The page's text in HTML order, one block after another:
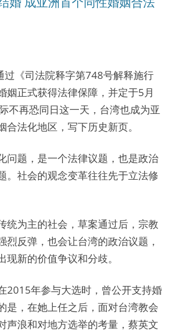
过《司法院释字第748号解释施行
姻正式获得法律保障，并定于5月
不再恐同日这一天，台湾也成为亚
合法化地区，写下历史新页。
问题，是一个法律议题，也是政治
。社会的观念变革往往先于立法修
统为主的社会，草案通过后，宗教
烈反弹，也会让台湾的政治议题，
现新的价值争议和分歧。
2015年参与大选时，曾公开支持婚
是，在她上任之后，面对台湾教会
声浪和对地方选举的考量，蔡英文